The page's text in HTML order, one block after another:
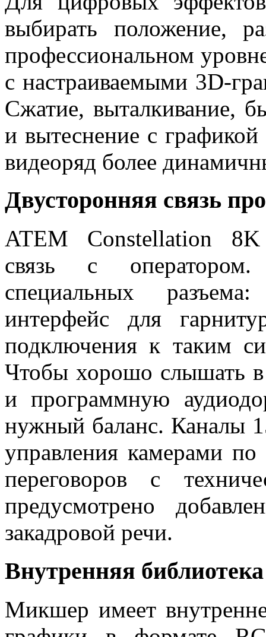
выбирать положение,
профессиональном
с настраиваемыми 3D-
Сжатие, выталкивание,
и вытеснение с
видеоряд более
Двусторонняя связь
ATEM Constellation 8K
связь с
специальных
интерфейс для
подключения к таким
Чтобы хорошо слышать в
и программную
нужный баланс. Каналы
управления камерами
переговоров с
предусмотрено
закадровой речи.
Внутренняя
Микшер имеет